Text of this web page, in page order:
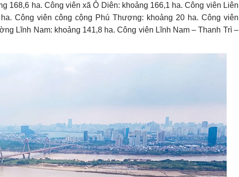
168,6 ha. Công viên xã Ô Diên: khoảng 166,1 ha. Công viên Liên
Công viên công cộng Phú Thượng: khoảng 20 ha. Công viên
Lĩnh Nam: khoảng 141,8 ha. Công viên Lĩnh Nam – Thanh Trì –